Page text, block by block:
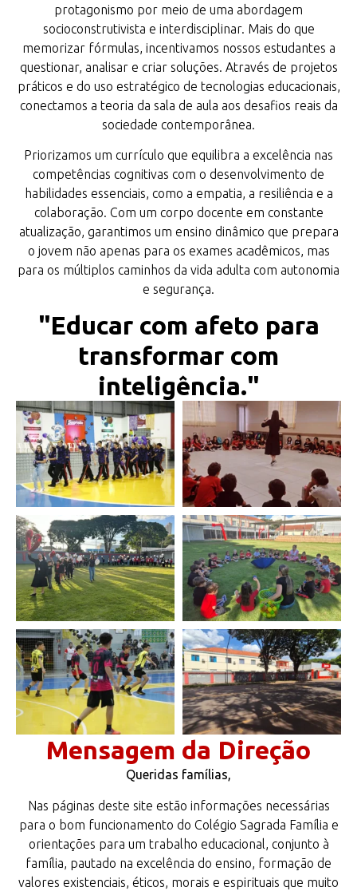
protagonismo por meio de uma abordagem
socioconstrutivista e interdisciplinar. Mais do que
memorizar fórmulas, incentivamos nossos estudantes a
questionar, analisar e criar soluções. Através de projetos
práticos e do uso estratégico de tecnologias educacionais,
conectamos a teoria da sala de aula aos desafios reais da
sociedade contemporânea.
Priorizamos um currículo que equilibra a excelência nas
competências cognitivas com o desenvolvimento de
habilidades essenciais, como a empatia, a resiliência e a
colaboração. Com um corpo docente em constante
atualização, garantimos um ensino dinâmico que prepara
o jovem não apenas para os exames acadêmicos, mas
para os múltiplos caminhos da vida adulta com autonomia
e segurança.
"Educar com afeto para
transformar com
inteligência."
Mensagem da Direção
Queridas famílias,
Nas páginas deste site estão informações necessárias
para o bom funcionamento do Colégio Sagrada Família e
orientações para um trabalho educacional, conjunto à
família, pautado na excelência do ensino, formação de
valores existenciais, éticos, morais e espirituais que muito